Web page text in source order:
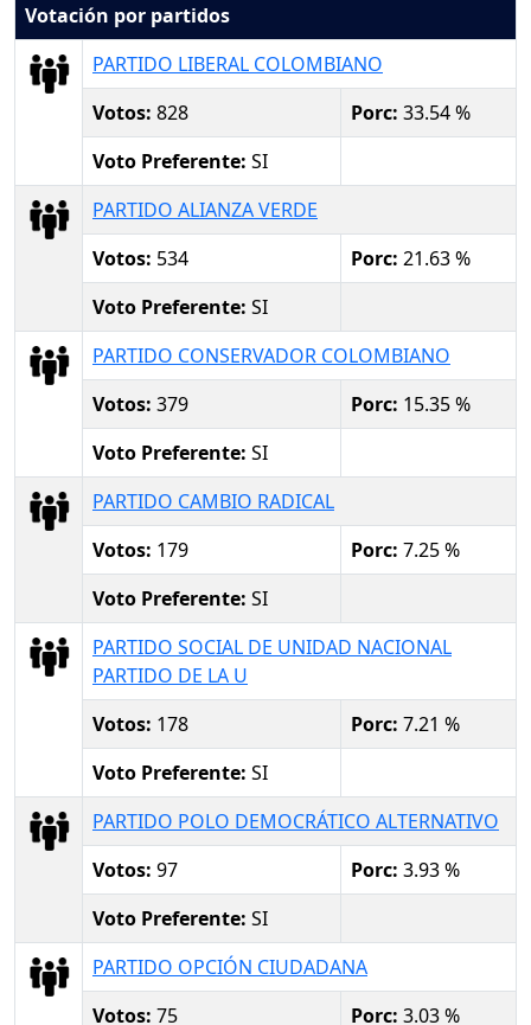
Votación por partidos
PARTIDO LIBERAL COLOMBIANO
Votos: 828 Porc: 33.54 %
Voto Preferente: SI
PARTIDO ALIANZA VERDE
Votos: 534 Porc: 21.63 %
Voto Preferente: SI
PARTIDO CONSERVADOR COLOMBIANO
Votos: 379 Porc: 15.35 %
Voto Preferente: SI
PARTIDO CAMBIO RADICAL
Votos: 179 Porc: 7.25 %
Voto Preferente: SI
PARTIDO SOCIAL DE UNIDAD NACIONAL
PARTIDO DE LA U
Votos: 178 Porc: 7.21 %
Voto Preferente: SI
PARTIDO POLO DEMOCRÁTICO ALTERNATIVO
Votos: 97 Porc: 3.93 %
Voto Preferente: SI
PARTIDO OPCIÓN CIUDADANA
Votos: 75 Porc: 3.03 %